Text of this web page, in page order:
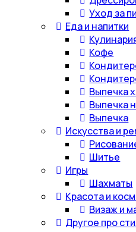
Уход за
Еда и напитки
Кофе
Выпечка
Выпечка
Выпечка
Искусства и
Шитье
Игры
Шахматы
Красота и
Визаж и
Другое про